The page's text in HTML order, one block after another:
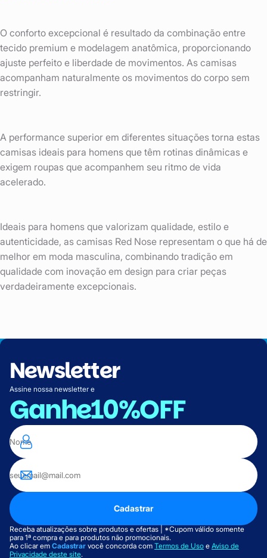
O conforto excepcional é resultado da combinação entre
tecido premium e modelagem anatômica, proporcionando
ajuste perfeito e liberdade de movimentos. As camisas
acompanham naturalmente os movimentos do corpo sem
restringir.
A performance superior em diferentes situações torna estas
camisas ideais para homens que têm rotinas dinâmicas e
exigem roupas que acompanhem seu ritmo de vida
acelerado.
Ideais para homens que valorizam qualidade, estilo e
autenticidade, as camisas Red Nose representam o que há de
melhor em moda masculina, combinando tradição em
qualidade com inovação em design para criar peças
verdadeiramente excepcionais.
Newsletter
Assine nossa newsletter e
Ganhe10%OFF
Cadastrar
Receba atualizações sobre produtos e ofertas | *Cupom válido somente
para 1ª compra e para produtos não promocionais.
Ao clicar em Cadastrar você concorda com Termos de Uso e Aviso de
Privacidade deste site.